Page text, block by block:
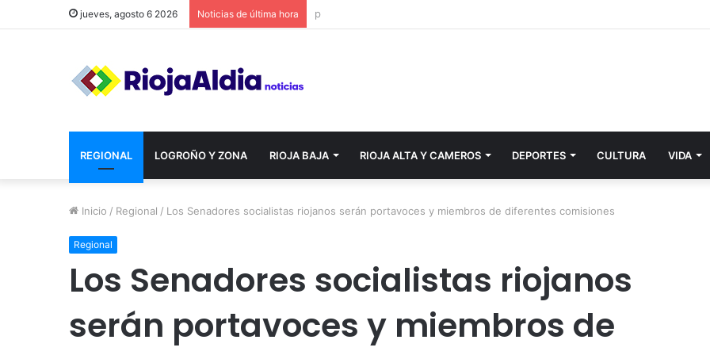
jueves, agosto 6 2026 Noticias de última hora
REGIONAL LOGROÑO Y ZONA RIOJA BAJA RIOJA ALTA Y CAMEROS DEPORTES CULTURA VIDA
Inicio / Regional / Los Senadores socialistas riojanos serán portavoces y miembros de diferentes comisiones
Regional
Los Senadores socialistas riojanos
serán portavoces y miembros de